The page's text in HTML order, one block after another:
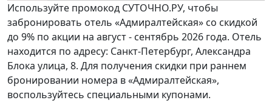
Используйте промокод СУТОЧНО.РУ, чтобы
забронировать отель «Адмиралтейская» со скидкой
до 9% по акции на август - сентябрь 2026 года. Отель
находится по адресу: Санкт-Петербург, Александра
Блока улица, 8. Для получения скидки при раннем
бронировании номера в «Адмиралтейская»,
воспользуйтесь специальными купонами.